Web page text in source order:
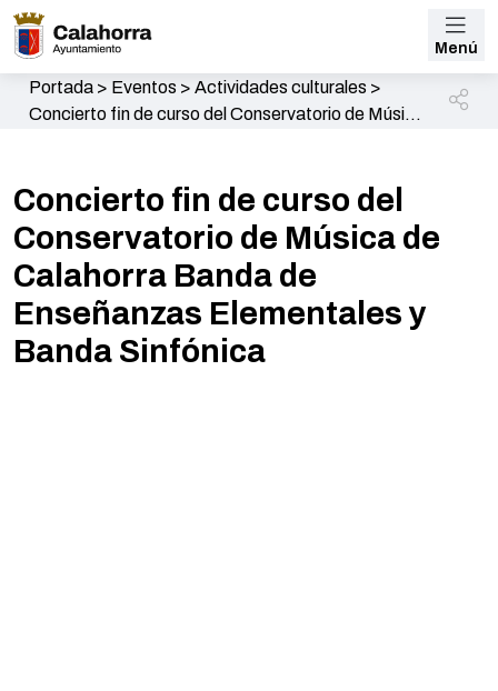
Menú
Portada> Eventos > Actividades culturales >
Concierto fin de curso del Conservatorio de Música
Concierto fin de curso del
Conservatorio de Música de
Calahorra Banda de
Enseñanzas Elementales y
Banda Sinfónica